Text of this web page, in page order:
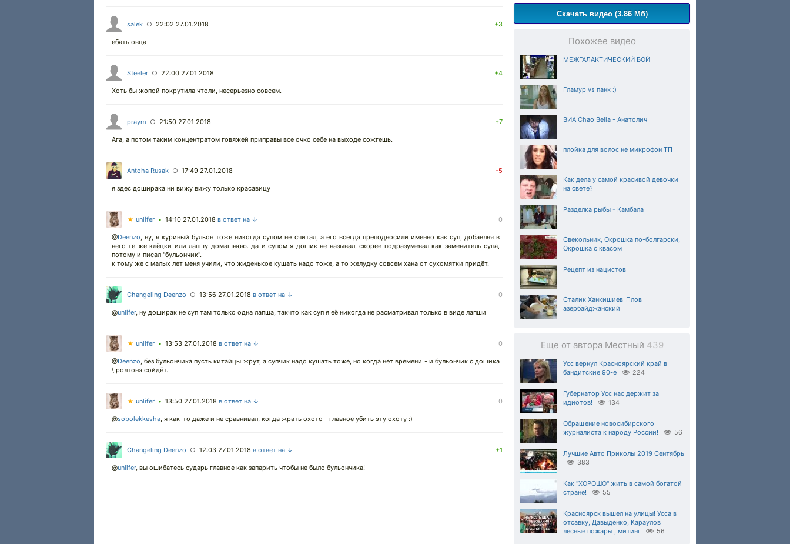
Скачать видео (3.86 Мб)
Похожее видео
МЕЖГАЛАКТИЧЕСКИЙ БОЙ
Гламур vs панк :)
ВИА Chao Bella - Анатолич
плойка для волос не микрофон ТП
Как дела у самой красивой девочки
на свете?
Разделка рыбы - Камбала
Свекольник, Окрошка по-болгарски,
Окрошка с квасом
Рецепт из нацистов
Сталик Ханкишиев_Плов
азербайджанский
Еще от автора Местный 439
Усс вернул Красноярский край в
бандитские 90-е
224
Губернатор Усс нас держит за
идиотов!
134
Обращение новосибирского
журналиста к народу России!
56
Лучшие Авто Приколы 2019 Сентябрь
383
Как "ХОРОШО" жить в самой богатой
стране!
55
Красноярск вышел на улицы! Усса в
отсавку, Давыденко, Караулов
лесные пожары , митинг
56
salek ○ 22:02 27.01.2018 +3
ебать овца
Steeler ○ 22:00 27.01.2018 +4
Хоть бы жопой покрутила чтоли, несерьезно совсем.
praym ○ 21:50 27.01.2018 +7
Ага, а потом таким концентратом говяжей приправы все очко себе на выходе сожгешь.
Antoha Rusak ○ 17:49 27.01.2018 -5
я здес доширака ни вижу вижу только красавицу
★ unlifer • 14:10 27.01.2018 в ответ на ↓ 0
@Deenzo, ну, я куриный бульон тоже никогда супом не считал, а его всегда преподносили именно как суп, добавляя в
него те же клёцки или лапшу домашнюю. да и супом я дошик не называл, скорее подразумевал как заменитель супа,
потому и писал "бульончик".
к тому же с малых лет меня учили, что жиденькое кушать надо тоже, а то желудку совсем хана от сухомятки придёт.
Changeling Deenzo ○ 13:56 27.01.2018 в ответ на ↓ 0
@unlifer, ну доширак не суп там только одна лапша, такчто как суп я её никогда не расматривал только в виде лапши
★ unlifer • 13:53 27.01.2018 в ответ на ↓ 0
@Deenzo, без бульончика пусть китайцы жрут, а супчик надо кушать тоже, но когда нет времени - и бульончик с дошика
\ ролтона сойдёт.
★ unlifer • 13:50 27.01.2018 в ответ на ↓ 0
@sobolekkesha, я как-то даже и не сравнивал, когда жрать охото - главное убить эту охоту :)
Changeling Deenzo ○ 12:03 27.01.2018 в ответ на ↓ +1
@unlifer, вы ошибатесь сударь главное как запарить чтобы не было бульончика!